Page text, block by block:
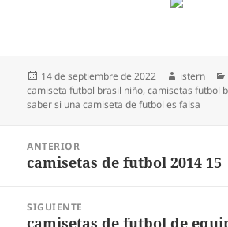
Publicado
el
14 de septiembre de 2022 Autor
istern
camiseta futbol brasil niño,camisetas futbol
saber si una camiseta de futbol es falsa
entradas
ANTERIOR
Entrada
camisetas de futbol 2014 15
SIGUIENTE
Entrada
camisetas de futbol de